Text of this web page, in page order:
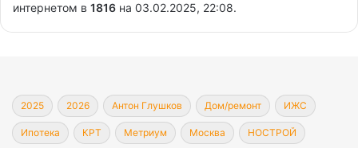
интернетом в 1816 на 03.02.2025, 22:08.
2025 2026 Антон Глушков Дом/ремонт ИЖС
Ипотека КРТ Метриум Москва НОСТРОЙ